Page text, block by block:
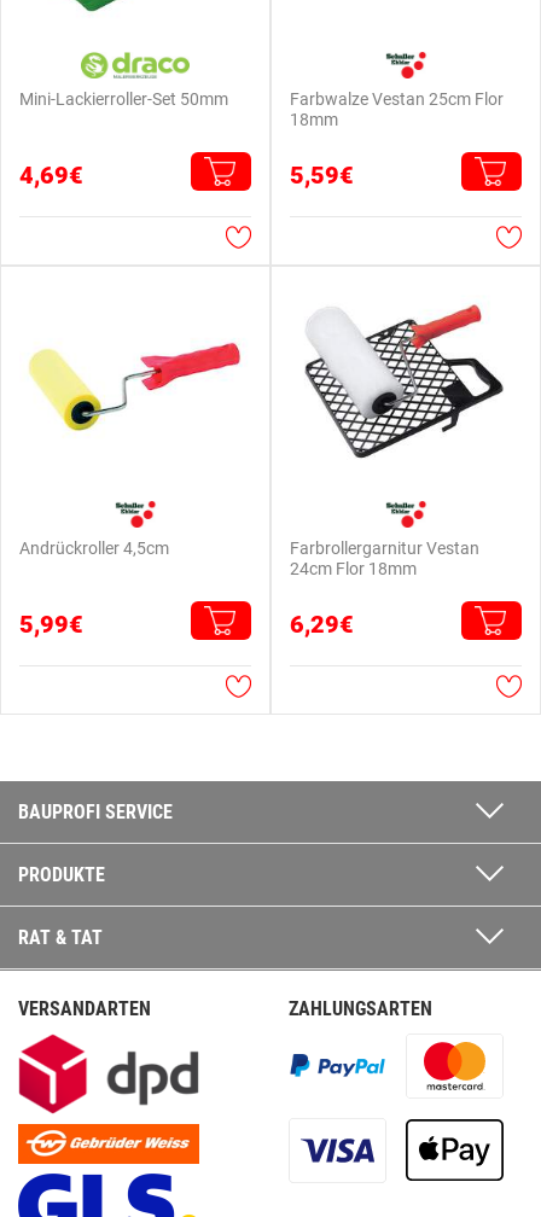
Mini-Lackierroller-Set 50mm
4,69€
Farbwalze Vestan 25cm Flor
18mm
5,59€
Andrückroller 4,5cm
5,99€
Farbrollergarnitur Vestan
24cm Flor 18mm
6,29€
BAUPROFI SERVICE
PRODUKTE
RAT & TAT
VERSANDARTEN ZAHLUNGSARTEN